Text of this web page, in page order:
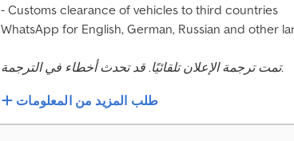
- Customs clearance of vehicles to third countries
WhatsApp for English, German, Russian and other
تمت ترجمة الإعلان تلقائيًا. قد تحدث أخطاء في الترجمة.
طلب المزيد من المعلومات